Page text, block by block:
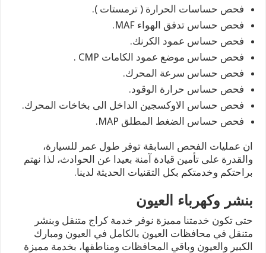
فحص حساسات الحرارة ( ترمستات ).
فحص حساس تدفق الهواء MAF.
فحص حساس عمود الكرنك.
فحص حساس موضع عمود الكامات CMP .
فحص حساس سرعة المحرك.
فحص حساس حرارة الوقود.
فحص حساس الاوكسجين الداخل الى بخاخات المحرك.
فحص حساس الضغط المطلق MAP.
ان عمليات الفحص السابقة توفر طول عمر للسيارة،
والقدرة على تأمين قيادة آمنة بعيدا عن الحوادث، لذا نهتم
براحتكم وخدمتكم بكل التقنيات الحديثة لدينا.
بنشر وكهرباء العيون
حتى تكون خدمتنا مميزة نوفر خدمة كراج متنقل وبنشر
متنقل في محافظات العيون بالكامل في العيون ومبارك
الكبير والعيون وباقي المحافظات ومناطقها، بخدمة مميزة